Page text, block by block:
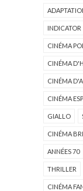
INDICATOR
CINÉMA
CINÉMA
CINÉMA
CINÉMA
GIALLO
CINÉMA
ANNÉES 70
THRILLER
CINÉMA